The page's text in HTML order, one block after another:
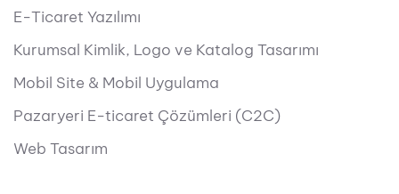
E-Ticaret Yazılımı
Kurumsal Kimlik, Logo ve Katalog Tasarımı
Mobil Site & Mobil Uygulama
Pazaryeri E-ticaret Çözümleri (C2C)
Web Tasarım